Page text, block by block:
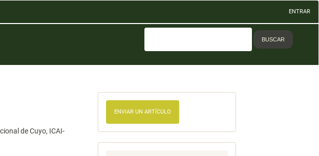
ENTRAR
BUSCAR
de Cuyo, ICAI-
ENVIAR UN ARTÍCULO